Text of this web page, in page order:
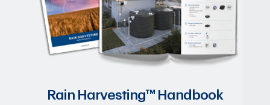
Rain Harvesting™ Handbook